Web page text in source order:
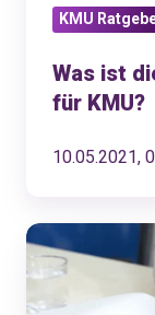
KMU
Was ist
für KMU?
10.05.2021,
Alles
was
du